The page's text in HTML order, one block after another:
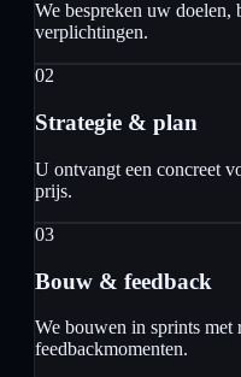
We bespreken uw doelen,
verplichtingen.
02
Strategie & plan
U ontvangt een concreet
prijs.
03
Bouw & feedback
We bouwen in sprints met
feedbackmomenten.